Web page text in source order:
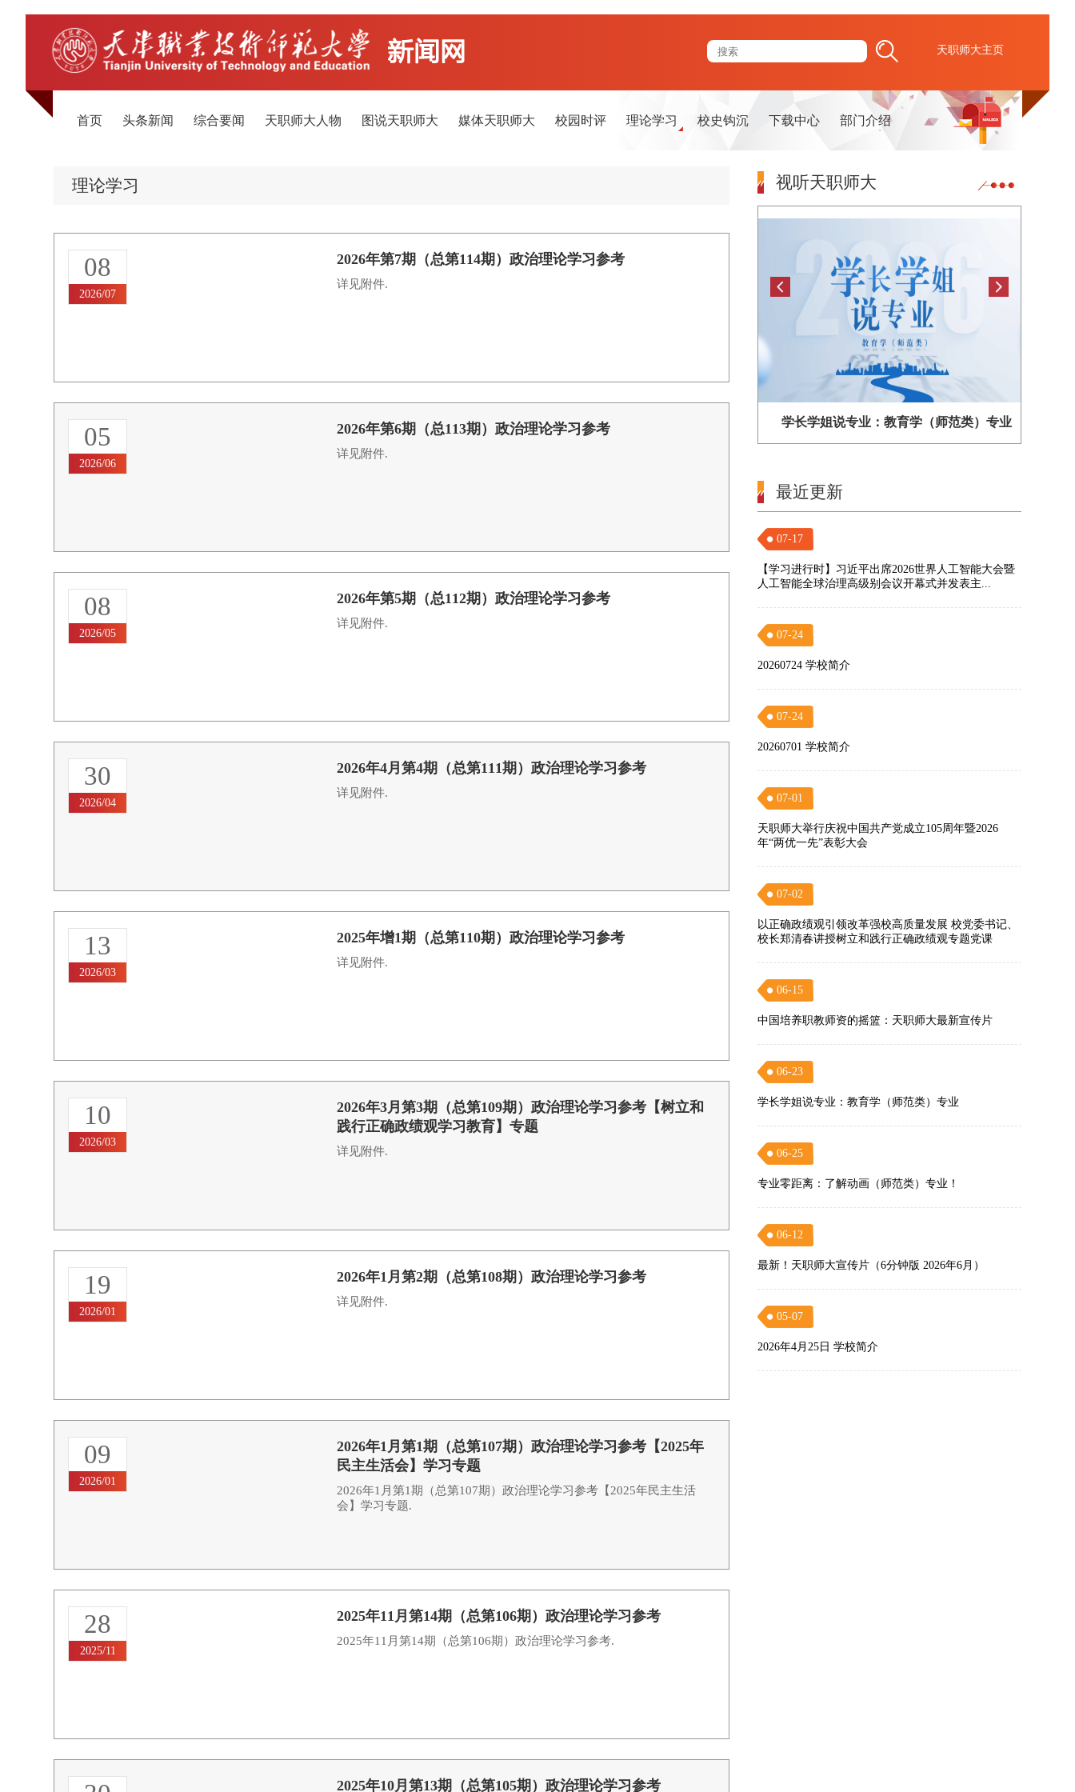
天职师大主页
首页 头条新闻 综合要闻 天职师大人物 图说天职师大 媒体天职师大 校园时评 理论学习 校史钩沉 下载中心 部门介绍
理论学习
08
2026/07
2026年第7期（总第114期）政治理论学习参考
详见附件.
05
2026/06
2026年第6期（总113期）政治理论学习参考
详见附件.
08
2026/05
2026年第5期（总112期）政治理论学习参考
详见附件.
30
2026/04
2026年4月第4期（总第111期）政治理论学习参考
详见附件.
13
2026/03
2025年增1期（总第110期）政治理论学习参考
详见附件.
10
2026/03
2026年3月第3期（总第109期）政治理论学习参考【树立和
践行正确政绩观学习教育】专题
详见附件.
19
2026/01
2026年1月第2期（总第108期）政治理论学习参考
详见附件.
09
2026/01
2026年1月第1期（总第107期）政治理论学习参考【2025年
民主生活会】学习专题
2026年1月第1期（总第107期）政治理论学习参考【2025年民主生活
会】学习专题.
28
2025/11
2025年11月第14期（总第106期）政治理论学习参考
2025年11月第14期（总第106期）政治理论学习参考.
2025年10月第13期（总第105期）政治理论学习参考
视听天职师大
学长学姐说专业：教育学（师范类）专业
最近更新
07-17
【学习进行时】习近平出席2026世界人工智能大会暨
人工智能全球治理高级别会议开幕式并发表主...
07-24
20260724 学校简介
07-24
20260701 学校简介
07-01
天职师大举行庆祝中国共产党成立105周年暨2026
年“两优一先”表彰大会
07-02
以正确政绩观引领改革强校高质量发展 校党委书记、
校长郑清春讲授树立和践行正确政绩观专题党课
06-15
中国培养职教师资的摇篮：天职师大最新宣传片
06-23
学长学姐说专业：教育学（师范类）专业
06-25
专业零距离：了解动画（师范类）专业！
06-12
最新！天职师大宣传片（6分钟版 2026年6月）
05-07
2026年4月25日 学校简介